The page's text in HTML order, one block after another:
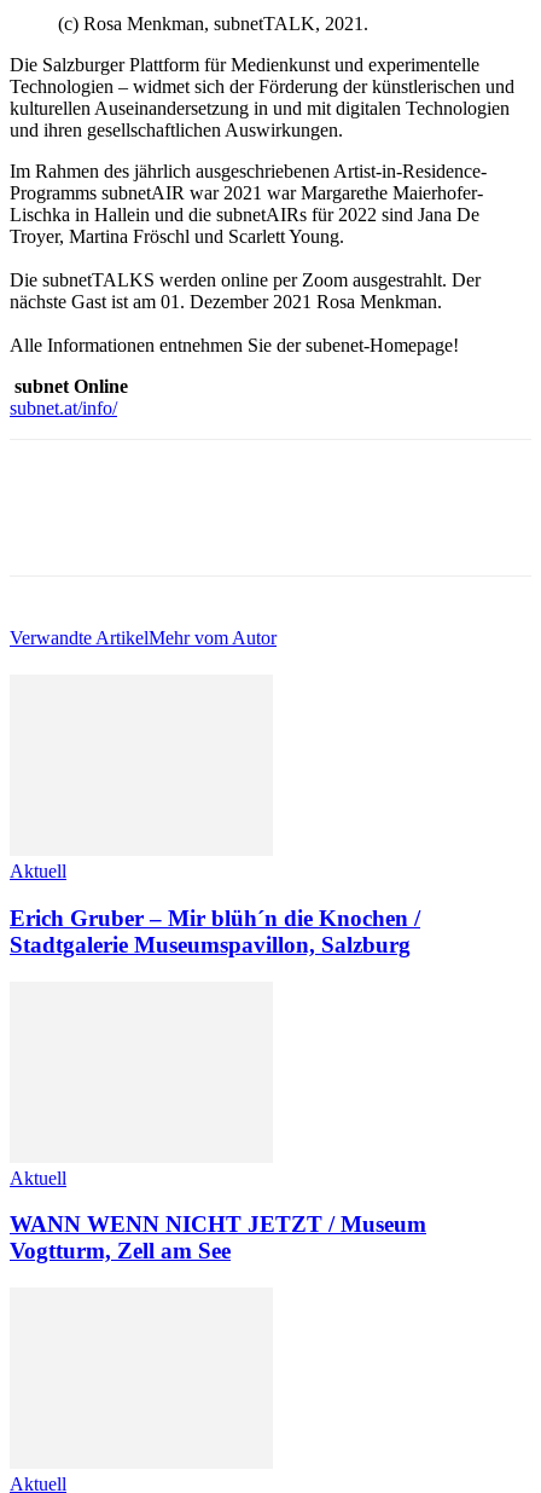
(c) Rosa Menkman, subnetTALK, 2021.
Die Salzburger Plattform für Medienkunst und experimentelle
Technologien – widmet sich der Förderung der künstlerischen und
kulturellen Auseinandersetzung in und mit digitalen Technologien
und ihren gesellschaftlichen Auswirkungen.
Im Rahmen des jährlich ausgeschriebenen Artist-in-Residence-
Programms subnetAIR war 2021 war Margarethe Maierhofer-
Lischka in Hallein und die subnetAIRs für 2022 sind Jana De
Troyer, Martina Fröschl und Scarlett Young.
Die subnetTALKS werden online per Zoom ausgestrahlt. Der
nächste Gast ist am 01. Dezember 2021 Rosa Menkman.
Alle Informationen entnehmen Sie der subenet-Homepage!
subnet Online
subnet.at/info/
Verwandte ArtikelMehr vom Autor
Aktuell
Erich Gruber – Mir blüh´n die Knochen /
Stadtgalerie Museumspavillon, Salzburg
Aktuell
WANN WENN NICHT JETZT / Museum
Vogtturm, Zell am See
Aktuell